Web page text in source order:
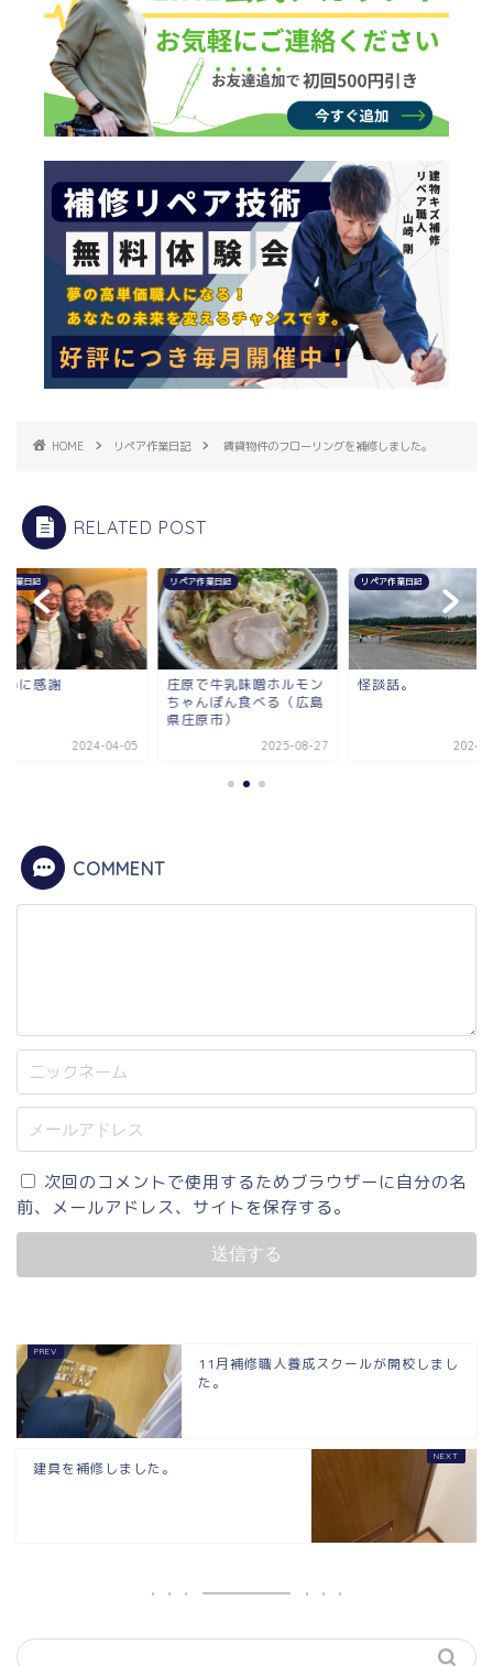
HOME リペア作業日記 賃貸物件のフローリングを補修しました。
RELATED POST
作業日記
牛乳味噌ホルモン
2025-08-27
リペア作業日記
怪談話。
2024-02-13
リペア作業日記
出会いに感謝
2024-
COMMENT
次回のコメントで使用するためブラウザーに自分の名
前、メールアドレス、サイトを保存する。
11月補修職人養成スクールが開校しまし
た。
建具を補修しました。